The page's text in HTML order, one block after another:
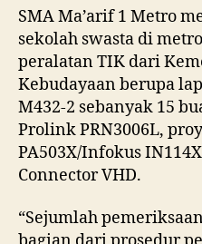
SMA Ma’arif 1 Metro
sekolah swasta di
peralatan TIK dari
Kebudayaan berupa
M432-2 sebanyak 15
Prolink PRN3006L,
PA503X/Infokus
Connector VHD.
“Sejumlah